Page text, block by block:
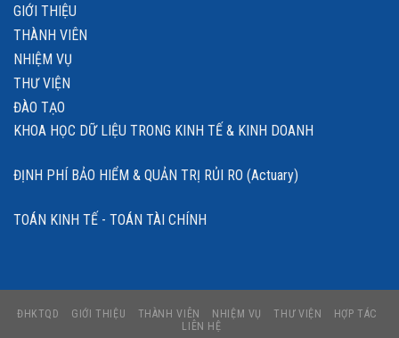
GIỚI THIỆU
THÀNH VIÊN
NHIỆM VỤ
THƯ VIỆN
ĐÀO TẠO
KHOA HỌC DỮ LIỆU TRONG KINH TẾ & KINH DOANH
ĐỊNH PHÍ BẢO HIỂM & QUẢN TRỊ RỦI RO (Actuary)
TOÁN KINH TẾ - TOÁN TÀI CHÍNH
ĐHKTQD GIỚI THIỆU THÀNH VIÊN NHIỆM VỤ THƯ VIỆN
HỢP TÁC
LIÊN HỆ